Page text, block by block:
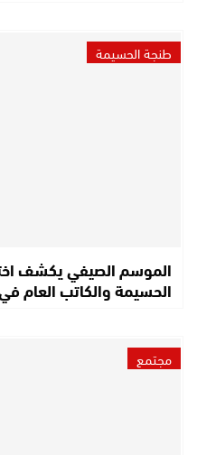
طنجة الحسيمة
الموسم الصيفي يكشف
الحسيمة والكاتب العام
مجتمع